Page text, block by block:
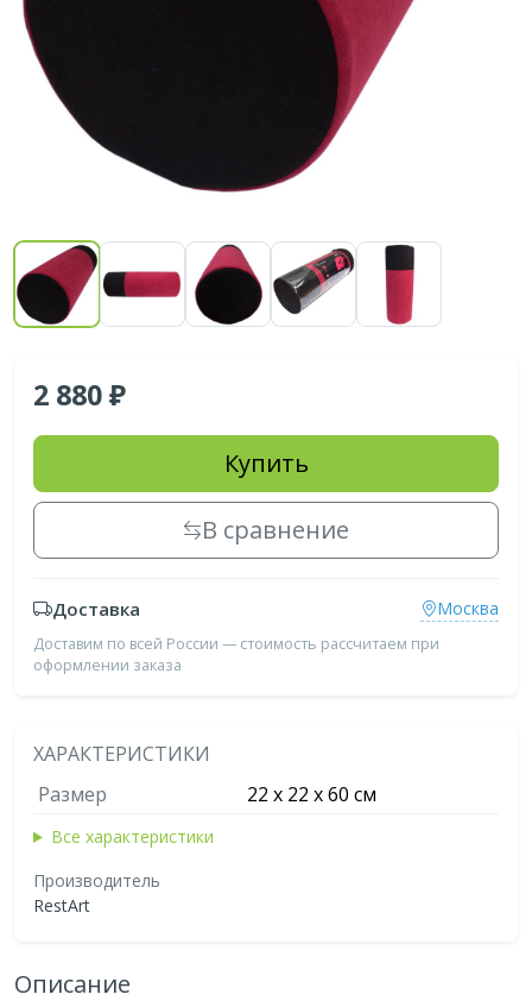
2 880
Купить
В сравнение
Доставка Москва
Доставим по всей России — стоимость рассчитаем при
оформлении заказа
ХАРАКТЕРИСТИКИ
Размер
22 x 22 x 60 см
Все характеристики
Производитель
RestArt
Описание